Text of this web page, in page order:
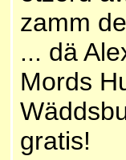
zamm
... dä
Mords
gratis!